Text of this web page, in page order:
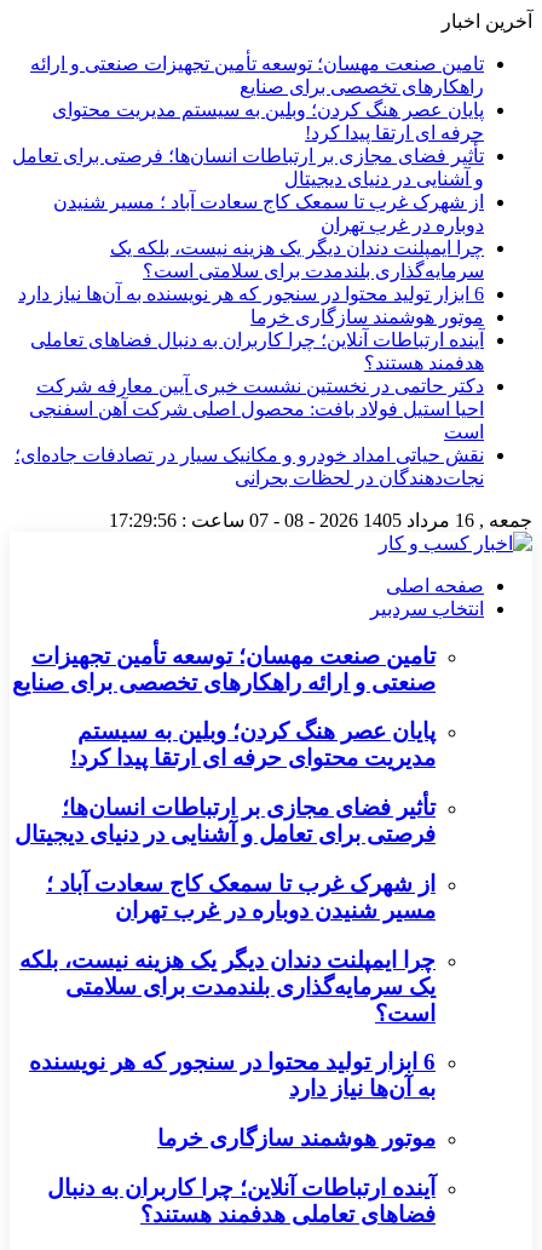
آخرین اخبار
تامین صنعت مهسان؛ توسعه تأمین تجهیزات صنعتی و ارائه
راهکارهای تخصصی برای صنایع
پایان عصر هنگ کردن؛ وبلین به سیستم مدیریت محتوای
حرفه ای ارتقا پیدا کرد!
تأثیر فضای مجازی بر ارتباطات انسان‌ها؛ فرصتی برای تعامل
و آشنایی در دنیای دیجیتال
از شهرک غرب تا سمعک کاج سعادت آباد ؛ مسیر شنیدن
دوباره در غرب تهران
چرا ایمپلنت دندان دیگر یک هزینه نیست، بلکه یک
سرمایه‌گذاری بلندمدت برای سلامتی است؟
6 ابزار تولید محتوا در سنجور که هر نویسنده به آن‌ها نیاز دارد
موتور هوشمند سازگاری خرما
آینده ارتباطات آنلاین؛ چرا کاربران به دنبال فضاهای تعاملی
هدفمند هستند؟
دکتر حاتمی در نخستین نشست خبری آیین معارفه شرکت
احیا استیل فولاد بافت: محصول اصلی شرکت آهن اسفنجی
است
نقش حیاتی امداد خودرو و مکانیک سیار در تصادفات جاده‌ای؛
نجات‌دهندگان در لحظات بحرانی
جمعه , 16 مرداد 1405 2026 - 08 - 07 ساعت : 17:29:57
صفحه اصلی
انتخاب سردبیر
تامین صنعت مهسان؛ توسعه تأمین تجهیزات
صنعتی و ارائه راهکارهای تخصصی برای صنایع
پایان عصر هنگ کردن؛ وبلین به سیستم
مدیریت محتوای حرفه ای ارتقا پیدا کرد!
تأثیر فضای مجازی بر ارتباطات انسان‌ها؛
فرصتی برای تعامل و آشنایی در دنیای دیجیتال
از شهرک غرب تا سمعک کاج سعادت آباد ؛
مسیر شنیدن دوباره در غرب تهران
چرا ایمپلنت دندان دیگر یک هزینه نیست، بلکه
یک سرمایه‌گذاری بلندمدت برای سلامتی
است؟
6 ابزار تولید محتوا در سنجور که هر نویسنده
به آن‌ها نیاز دارد
موتور هوشمند سازگاری خرما
آینده ارتباطات آنلاین؛ چرا کاربران به دنبال
فضاهای تعاملی هدفمند هستند؟